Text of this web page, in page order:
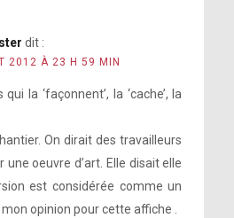
dit :
2012 À 23 H 59 MIN
la ‘façonnent’, la ‘cache’, la
On dirait des travailleurs
oeuvre d’art. Elle disait elle
est considérée comme un
opinion pour cette affiche .